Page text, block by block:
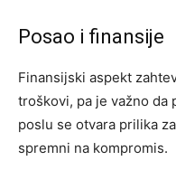
Posao i finansije
Finansijski aspekt
troškovi, pa je važno da
poslu se otvara prilika
spremni na kompromis.